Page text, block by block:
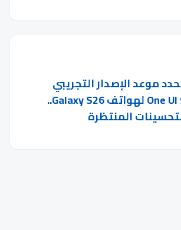
موعد الإصدار التجريبي
الثالث من One UI 9 لهواتف Galaxy S26..
المنتظرة